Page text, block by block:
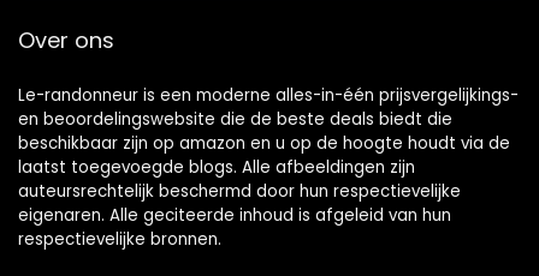
Over ons
Le-randonneur is een moderne alles-in-één prijsvergelijkings-
en beoordelingswebsite die de beste deals biedt die
beschikbaar zijn op amazon en u op de hoogte houdt via de
laatst toegevoegde blogs. Alle afbeeldingen zijn
auteursrechtelijk beschermd door hun respectievelijke
eigenaren. Alle geciteerde inhoud is afgeleid van hun
respectievelijke bronnen.